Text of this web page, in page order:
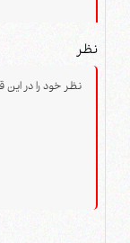
نظر